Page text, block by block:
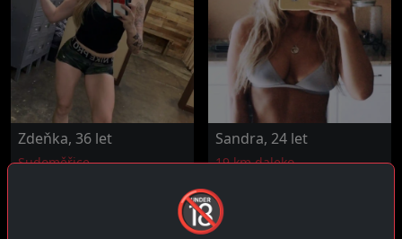
Zdeňka, 36 let
Sudoměřice
Sandra, 24 let
19 km daleko
intenzivní ve všem co
dělám, včetně...
🔞